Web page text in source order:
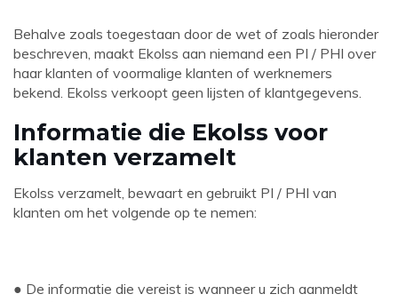
Behalve zoals toegestaan ​​door de wet of zoals hieronder
beschreven, maakt Ekolss aan niemand een PI / PHI over
haar klanten of voormalige klanten of werknemers
bekend. Ekolss verkoopt geen lijsten of klantgegevens.
Informatie die Ekolss voor
klanten verzamelt
Ekolss verzamelt, bewaart en gebruikt PI / PHI van
klanten om het volgende op te nemen:
● De informatie die vereist is wanneer u zich aanmeldt